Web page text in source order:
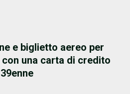
e biglietto aereo per
una carta di credito